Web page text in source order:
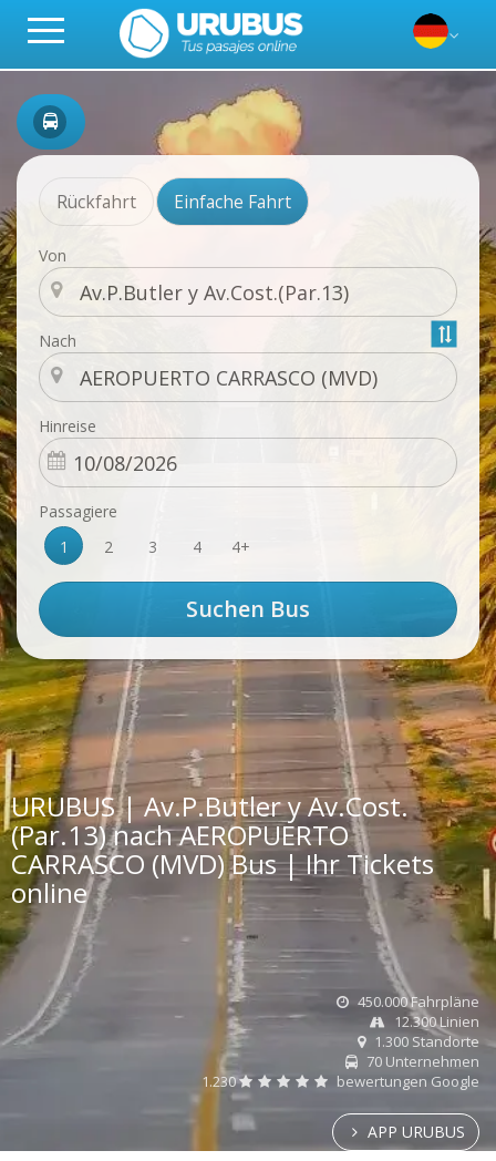
Rückfahrt Einfache Fahrt
Von
Nach
Hinreise
Passagiere
1
2 3 4 4+
URUBUS | Av.P.Butler y Av.Cost.
(Par.13) nach AEROPUERTO
CARRASCO (MVD) Bus | Ihr Tickets
online
450.000 Fahrpläne
12.300 Linien
1.300 Standorte
70 Unternehmen
1.230
bewertungen Google
APP URUBUS